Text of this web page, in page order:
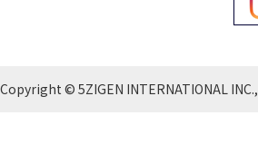
Copyright © 5ZIGEN INTERNATIONAL